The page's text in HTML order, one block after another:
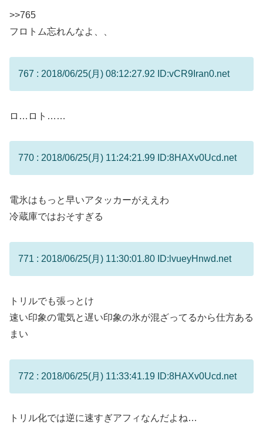
>>765
フロトム忘れんなよ、、
767 : 2018/06/25(月) 08:12:27.92 ID:vCR9Iran0.net
ロ…ロト……
770 : 2018/06/25(月) 11:24:21.99 ID:8HAXv0Ucd.net
電氷はもっと早いアタッカーがええわ
冷蔵庫ではおそすぎる
771 : 2018/06/25(月) 11:30:01.80 ID:lvueyHnwd.net
トリルでも張っとけ
速い印象の電気と遅い印象の氷が混ざってるから仕方ある
まい
772 : 2018/06/25(月) 11:33:41.19 ID:8HAXv0Ucd.net
トリル化では逆に速すぎアフィなんだよね…